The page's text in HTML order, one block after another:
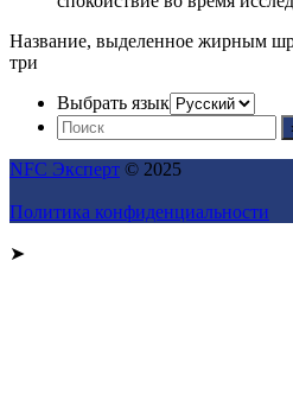
Название, выделенное жирным
три
Выбрать язык
NFC Эксперт © 2025
Политика конфиденциальности
➤